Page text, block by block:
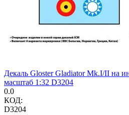
Декаль Gloster Gladiator Mk.I/II на
масштаб 1:32 D3204
0.0
КОД:
D3204